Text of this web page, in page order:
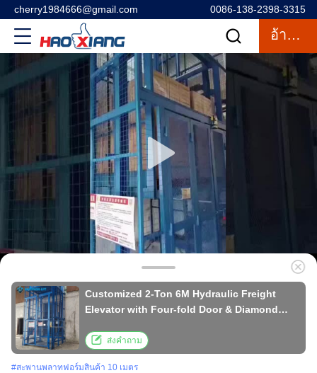
cherry1984666@gmail.com 0086-138-2398-3315
อ้างอิง
Customized 2-Ton 6M Hydraulic Freight
Elevator with Four-fold Door & Diamond
ส่งคำถาม
#สะพานพลาทฟอร์มสินค้า 10 เมตร